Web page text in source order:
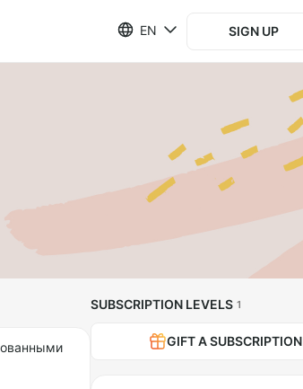
EN SIGN UP
SUBSCRIPTION LEVELS 1
GIFT A SUBSCRIPTION